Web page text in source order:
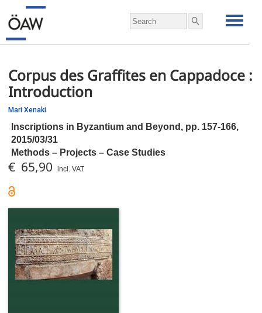
Corpus des Graffites en Cappadoce :
Introduction
Mari Xenaki
Inscriptions in Byzantium and Beyond, pp. 157-166,
2015/03/31
Methods – Projects – Case Studies
€ 65,90 incl. VAT